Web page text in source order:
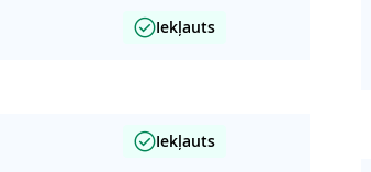
Iekļauts
Iekļauts